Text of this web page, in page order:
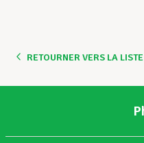
RETOURNER VERS LA LISTE